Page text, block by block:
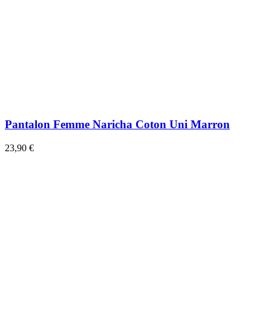
Pantalon Femme Naricha Coton Uni Marron
23,90 €